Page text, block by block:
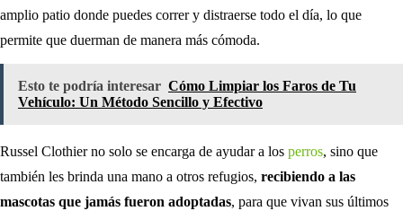
amplio patio donde puedes correr y distraerse todo el día, lo que
permite que duerman de manera más cómoda.
Esto te podría interesar Cómo Limpiar los Faros de Tu
Vehículo: Un Método Sencillo y Efectivo
Russel Clothier no solo se encarga de ayudar a los perros, sino que
también les brinda una mano a otros refugios, recibiendo a las
mascotas que jamás fueron adoptadas, para que vivan sus últimos